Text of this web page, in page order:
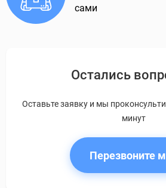
сами
Остались
Оставьте заявку и мы
минут
Перезвоните